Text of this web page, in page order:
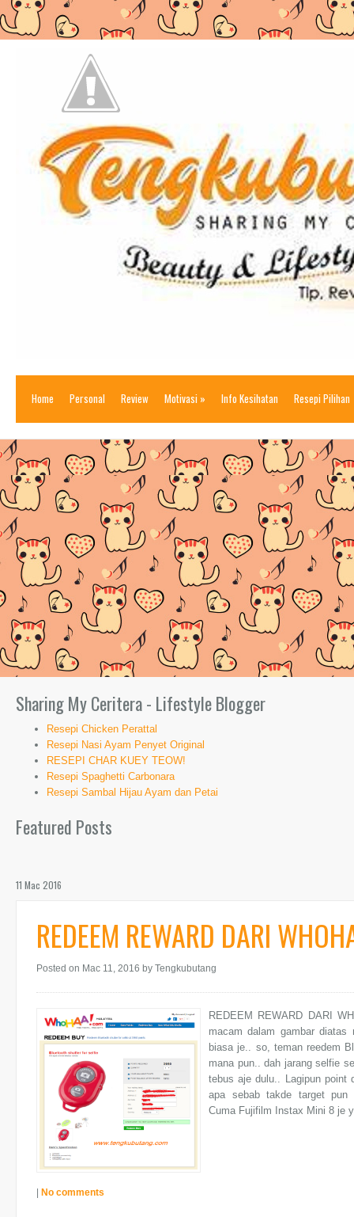
Home Personal Review Motivasi » Info Kesihatan Resepi Pilihan
Sharing My Ceritera - Lifestyle Blogger
Resepi Chicken Perattal
Resepi Nasi Ayam Penyet Original
RESEPI CHAR KUEY TEOW!
Resepi Spaghetti Carbonara
Resepi Sambal Hijau Ayam dan Petai
Featured Posts
11 Mac 2016
REDEEM REWARD DARI
Posted on Mac 11, 2016 by Tengkubutang
REDEEM REWARD DARI
macam dalam gambar
biasa je.. so, teman reedem
mana pun.. dah jarang selfie
tebus aje dulu.. Lagipun point
apa sebab takde target
Cuma Fujifilm Instax Mini 8 je
No comments